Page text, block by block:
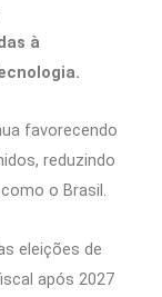
à
favorecendo
reduzindo
o Brasil.
eleições de
após 2027